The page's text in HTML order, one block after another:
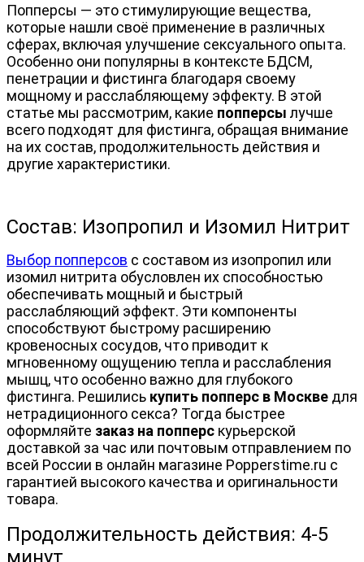
Попперсы — это стимулирующие вещества,
которые нашли своё применение в различных
сферах, включая улучшение сексуального опыта.
Особенно они популярны в контексте БДСМ,
пенетрации и фистинга благодаря своему
мощному и расслабляющему эффекту. В этой
статье мы рассмотрим, какие попперсы лучше
всего подходят для фистинга, обращая внимание
на их состав, продолжительность действия и
другие характеристики.
Состав: Изопропил и Изомил Нитрит
Выбор попперсов с составом из изопропил или
изомил нитрита обусловлен их способностью
обеспечивать мощный и быстрый
расслабляющий эффект. Эти компоненты
способствуют быстрому расширению
кровеносных сосудов, что приводит к
мгновенному ощущению тепла и расслабления
мышц, что особенно важно для глубокого
фистинга. Решились купить попперс в Москве для
нетрадиционного секса? Тогда быстрее
оформляйте заказ на попперс курьерской
доставкой за час или почтовым отправлением по
всей России в онлайн магазине Popperstime.ru с
гарантией высокого качества и оригинальности
товара.
Продолжительность действия: 4-5
минут